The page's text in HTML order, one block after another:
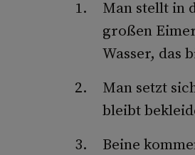
Man stellt in
großen
Wasser, das
Man setzt
bleibt
Beine